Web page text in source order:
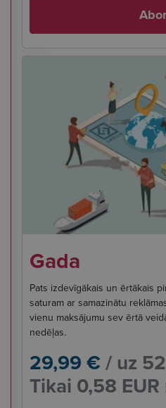
Gada
Pats izdevīgākais un ērtākais
saturam ar samazinātu
vienu maksājumu sev ērtā
nedēļas.
29,99 € / uz
Tikai 0,58